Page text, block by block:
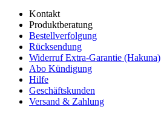
Kontakt
Produktberatung
Bestellverfolgung
Rücksendung
Widerruf Extra-Garantie (Hakuna)
Abo Kündigung
Hilfe
Geschäftskunden
Versand & Zahlung